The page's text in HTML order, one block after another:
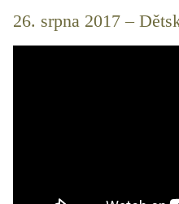
26. srpna 2017 –